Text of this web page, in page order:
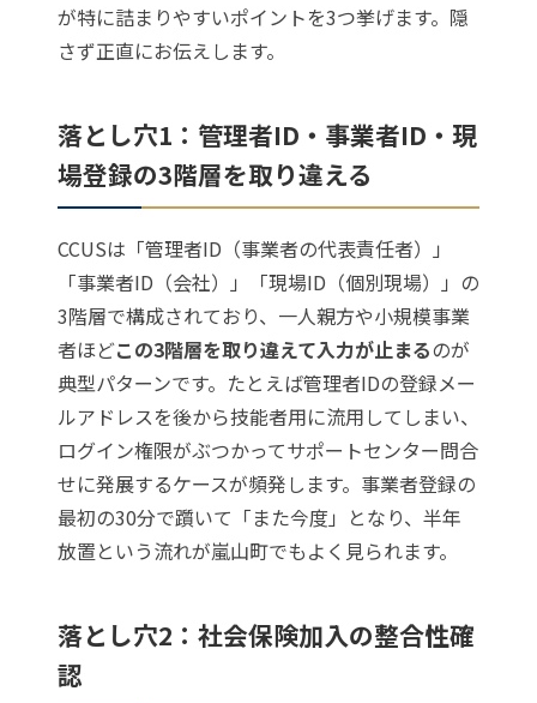
が特に詰まりやすいポイントを3つ挙げます。隠
さず正直にお伝えします。
落とし穴1：管理者ID・事業者ID・現
場登録の3階層を取り違える
CCUSは「管理者ID（事業者の代表責任者）」
「事業者ID（会社）」「現場ID（個別現場）」の
3階層で構成されており、一人親方や小規模事業
者ほどこの3階層を取り違えて入力が止まるのが
典型パターンです。たとえば管理者IDの登録メー
ルアドレスを後から技能者用に流用してしまい、
ログイン権限がぶつかってサポートセンター問合
せに発展するケースが頻発します。事業者登録の
最初の30分で躓いて「また今度」となり、半年
放置という流れが嵐山町でもよく見られます。
落とし穴2：社会保険加入の整合性確
認